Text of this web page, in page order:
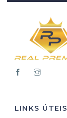
LINKS ÚTEIS